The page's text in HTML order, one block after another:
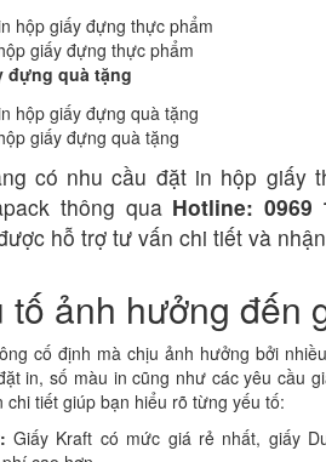
giấy đựng thực phẩm
đựng quà tặng
giấy đựng quà tặng
có nhu cầu đặt in hộp giấy
thông qua Hotline: 0969
hỗ trợ tư vấn chi tiết và
tố ảnh hưởng đến
cố định mà chịu ảnh hưởng bởi
in, số màu in cũng như các yêu cầu
tiết giúp bạn hiểu rõ từng yếu tố:
Giấy Kraft có mức giá rẻ nhất, giấy